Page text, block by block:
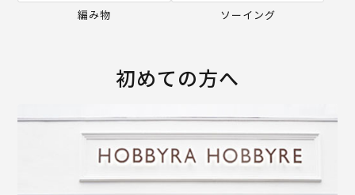
編み物 ソーイング
初めての方へ